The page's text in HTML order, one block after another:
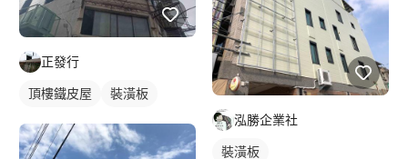
正發行
頂樓鐵皮屋 裝潢板
泓勝企業社
裝潢板